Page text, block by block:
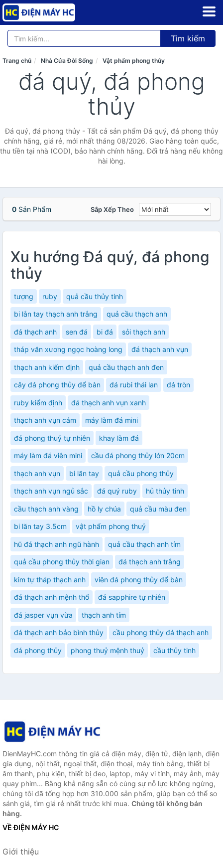
Tìm kiếm
Trang chủ Nhà Cửa Đời Sống Vật phẩm phong thủy
đá quý, đá phong
thủy
Đá quý, đá phong thủy - Tất cả sản phẩm Đá quý, đá phong thủy
chính hãng, giá rẻ, mới nhất tháng 08/2026. Giao hàng toàn quốc,
thu tiền tại nhà (COD), bảo hành chính hãng. Đổi trả hàng nếu không
hài lòng.
0 Sản Phẩm Sắp Xếp Theo
Xu hướng Đá quý, đá phong
thủy
tượng ruby quả cầu thủy tinh
bi lắn tay thạch anh trắng quả cầu thạch anh
đá thạch anh sen đá bi đá sỏi thạch anh
tháp văn xương ngọc hoàng long đá thạch anh vụn
thạch anh kiểm định quả cầu thạch anh đen
cây đá phong thủy để bàn đá rubi thái lan đá tròn
ruby kiểm định đá thạch anh vụn xanh
thạch anh vụn cám máy làm đá mini
đá phong thuỷ tự nhiên khay làm đá
máy làm đá viên mini cầu đá phong thủy lớn 20cm
thạch anh vụn bi lăn tay quả cầu phong thủy
thạch anh vụn ngủ sắc đá quý ruby hủ thủy tinh
cầu thạch anh vàng hồ ly chúa quả cầu màu đen
bi lăn tay 3.5cm vật phẩm phong thuỷ
hũ đá thạch anh ngũ hành quả cầu thạch anh tím
quả cầu phong thủy thời gian đá thạch anh trắng
kim tự tháp thạch anh viên đá phong thủy để bàn
đá thạch anh mệnh thổ đá sapphire tự nhiên
đá jasper vụn vừa thạch anh tím
đá thạch anh bảo bình thủy cầu phong thủy đá thạch anh
đá phong thủy phong thuỷ mệnh thuỷ cầu thủy tinh
DienMayHC.com thông tin giá cả điện máy, điện tử, điện lạnh, điện
gia dụng, nội thất, ngoại thất, điện thoại, máy tính bảng, thiết bị
âm thanh, phụ kiện, thiết bị đeo, laptop, máy vi tính, máy ảnh, máy
quay phim... Bằng khả năng sẵn có cùng sự nỗ lực không ngừng,
chúng tôi đã tổng hợp hơn 310.000 sản phẩm, giúp bạn có thể so
sánh giá, tìm giá rẻ nhất trước khi mua. Chúng tôi không bán
hàng.
VỀ ĐIỆN MÁY HC
Giới thiệu